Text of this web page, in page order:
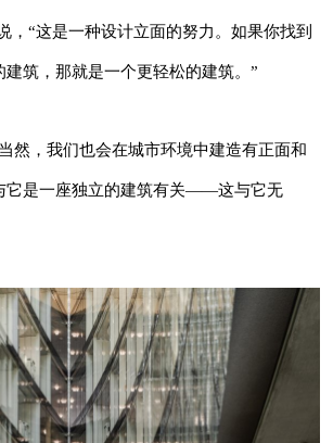
：“当然，我们也会在城市环境
，“这是一种设计立面的努力。如果你找到
筑，那就是一个更轻松的建筑。”
然，我们也会在城市环境中建造有正面和
它是一座独立的建筑有关——这与它无